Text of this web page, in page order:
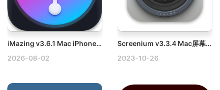
iMazing v3.6.1 Mac iPhone设备管理软件破解版
2026-08-02
Screenium v3.3.4 Mac屏幕录制和截屏工具
2023-10-26